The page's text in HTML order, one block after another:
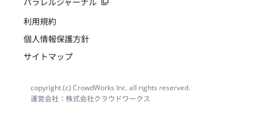
利用規約
個人情報保護方針
サイトマップ
copyright (c) CrowdWorks Inc. all rights reserved.
運営会社：株式会社クラウドワークス